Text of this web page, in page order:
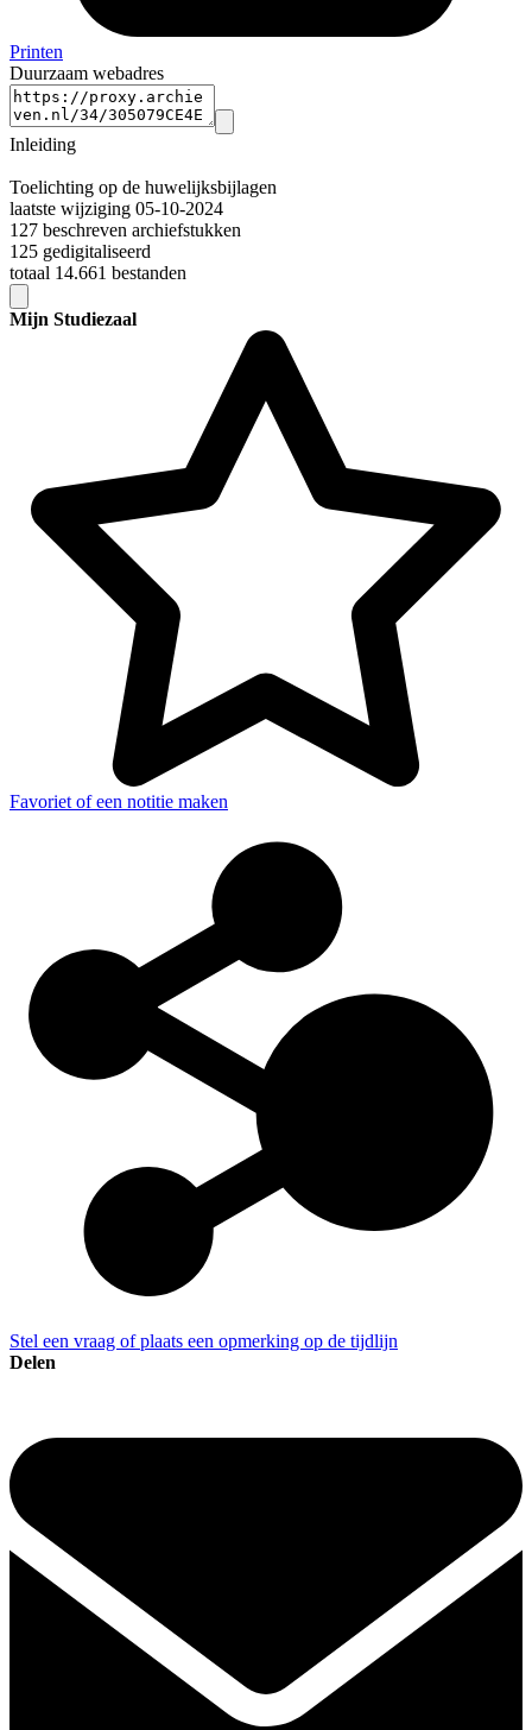
Printen
Duurzaam webadres
Inleiding
Toelichting op de huwelijksbijlagen
laatste wijziging 05-10-2024
127 beschreven archiefstukken
125 gedigitaliseerd
totaal 14.661 bestanden
Mijn Studiezaal
Favoriet of een notitie maken
Stel een vraag of plaats een opmerking op de tijdlijn
Delen